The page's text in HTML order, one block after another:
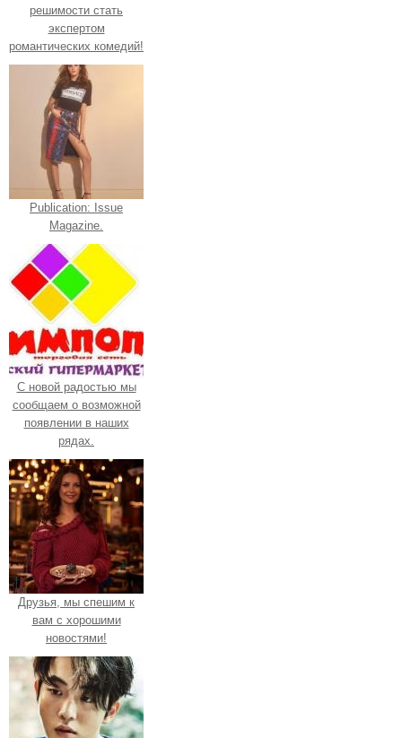
решимости стать
экспертом
романтических комедий!
Publication: Issue
Magazine.
С новой радостью мы
сообщаем о возможной
появлении в наших
рядах.
Друзья, мы спешим к
вам с хорошими
новостями!